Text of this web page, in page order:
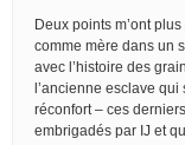
Deux points m’ont
comme mère dans un
avec l’histoire des
l’ancienne esclave qui
réconfort – ces
embrigadés par IJ et